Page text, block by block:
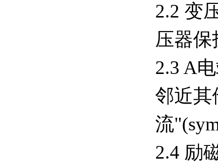
2.2 变
压器
2.3 A
邻近其
流
2.4 励